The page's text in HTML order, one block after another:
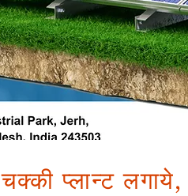
प्लान्ट लगाये,